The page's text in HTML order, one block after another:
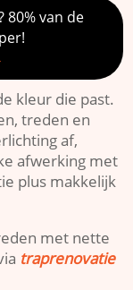
80% van de
kleur die past.​
treden en
af,
afwerking met
plus makkelijk
met nette
traprenovatie